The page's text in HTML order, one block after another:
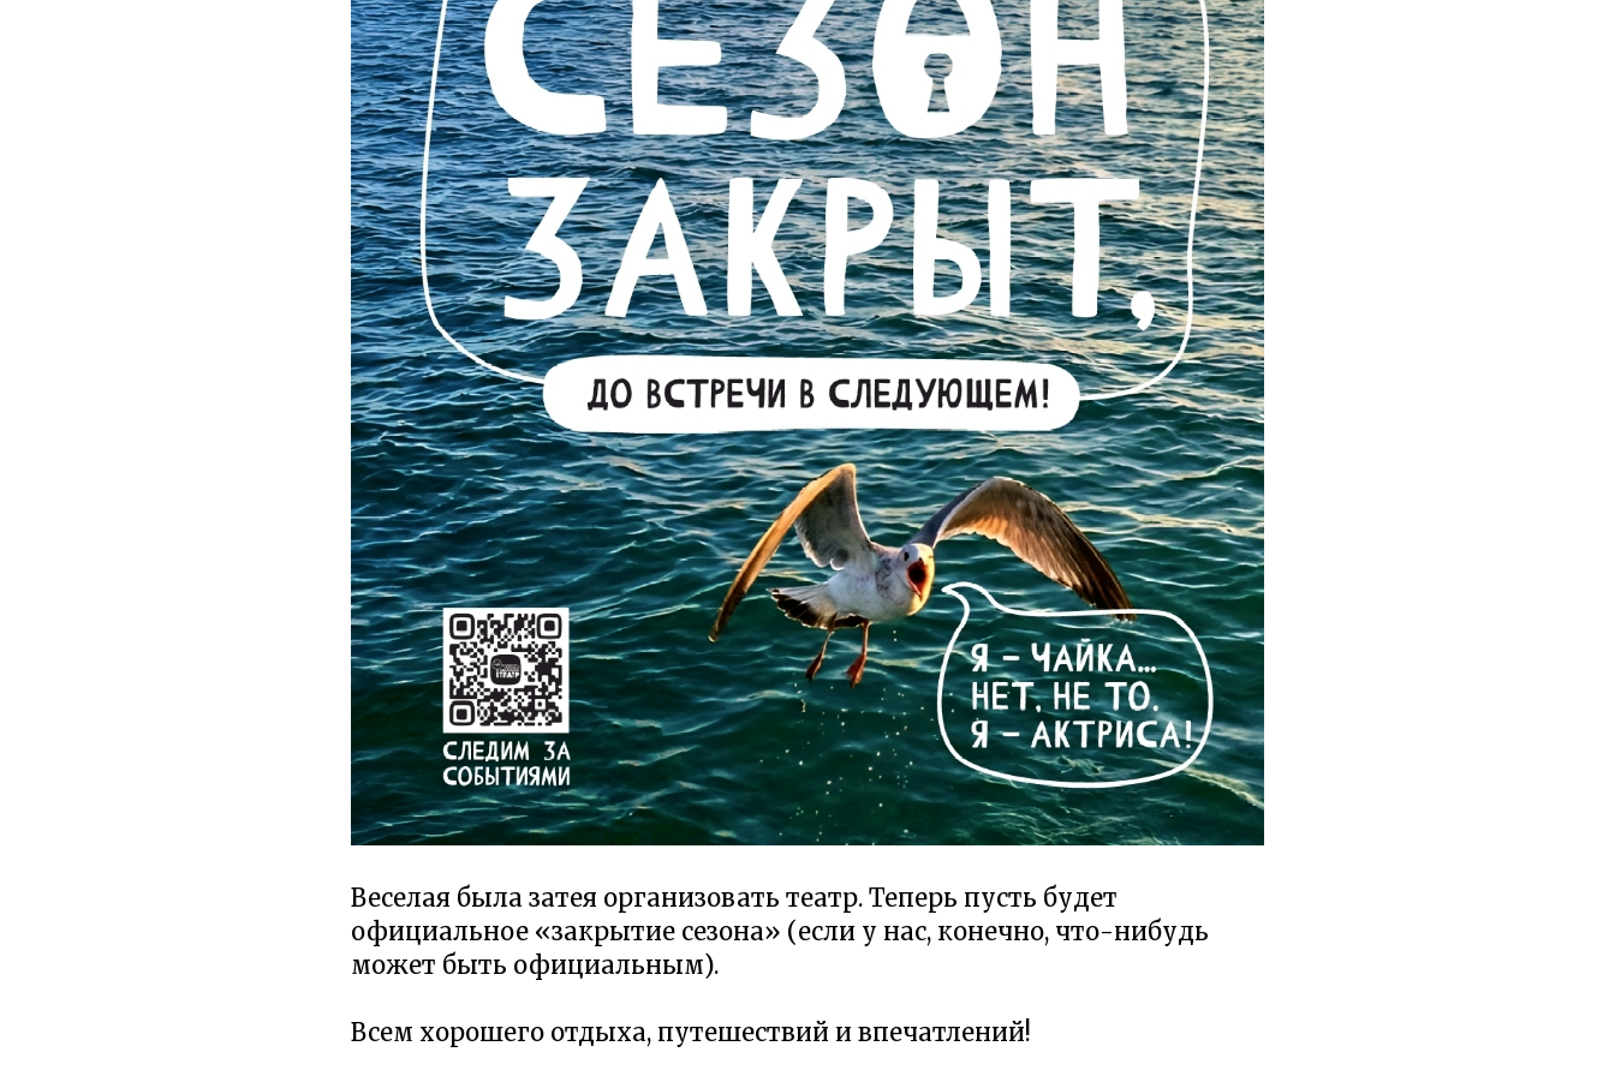
Веселая была затея организовать театр. Теперь пусть будет
официальное «закрытие сезона» (если у нас, конечно, что-нибудь
может быть официальным).
Всем хорошего отдыха, путешествий и впечатлений!